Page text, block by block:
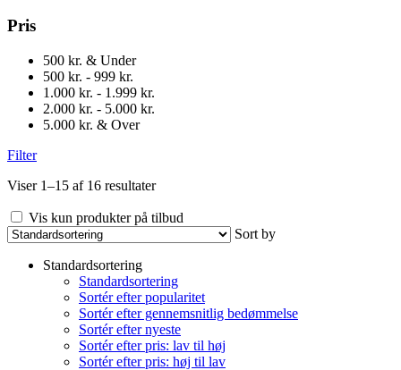
Pris
500 kr. & Under
500 kr. - 999 kr.
1.000 kr. - 1.999 kr.
2.000 kr. - 5.000 kr.
5.000 kr. & Over
Filter
Viser 1–15 af 16 resultater
Vis kun produkter på tilbud
Sort by
Standardsortering
Standardsortering
Sortér efter popularitet
Sortér efter gennemsnitlig bedømmelse
Sortér efter nyeste
Sortér efter pris: lav til høj
Sortér efter pris: høj til lav